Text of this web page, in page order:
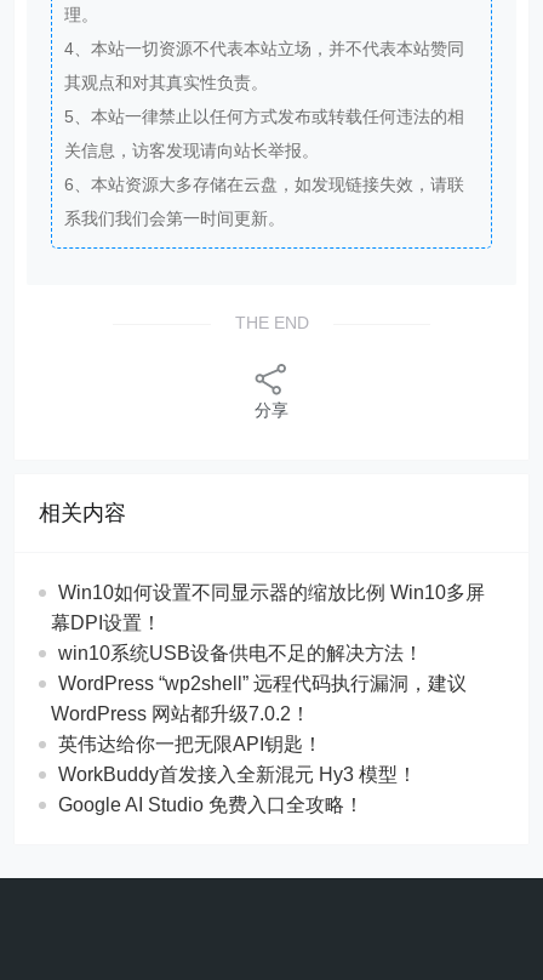
理。
4、本站一切资源不代表本站立场，并不代表本站赞同
其观点和对其真实性负责。
5、本站一律禁止以任何方式发布或转载任何违法的相
关信息，访客发现请向站长举报。
6、本站资源大多存储在云盘，如发现链接失效，请联
系我们我们会第一时间更新。
THE END
分享
相关内容
Win10如何设置不同显示器的缩放比例 Win10多屏
幕DPI设置！
win10系统USB设备供电不足的解决方法！
WordPress “wp2shell” 远程代码执行漏洞，建议
WordPress 网站都升级7.0.2！
英伟达给你一把无限API钥匙！
WorkBuddy首发接入全新混元 Hy3 模型！
Google AI Studio 免费入口全攻略！